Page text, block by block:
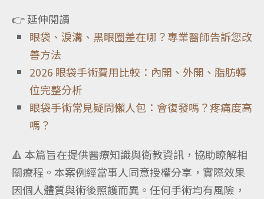
👉 延伸閱讀
眼袋、淚溝、黑眼圈差在哪？專業醫師告訴您改
善方法
2026 眼袋手術費用比較：內開、外開、脂肪轉
位完整分析
眼袋手術常見疑問懶人包：會復發嗎？疼痛度高
嗎？
🔺 本篇旨在提供醫療知識與衛教資訊，協助瞭解相
關療程。本案例經當事人同意授權分享，實際效果
因個人體質與術後照護而異。任何手術均有風險，